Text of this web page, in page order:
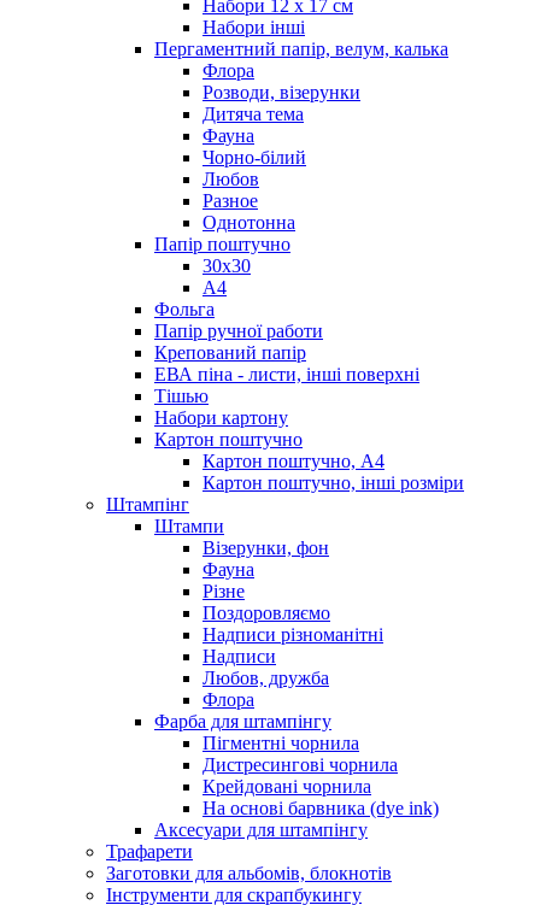
Набори 12 х 17 см
Набори інші
Пергаментний папір, велум, калька
Флора
Розводи, візерунки
Дитяча тема
Фауна
Чорно-білий
Любов
Разное
Однотонна
Папір поштучно
30х30
А4
Фольга
Папір ручної работи
Крепований папір
ЕВА піна - листи, інші поверхні
Тішью
Набори картону
Картон поштучно
Картон поштучно, А4
Картон поштучно, інші розміри
Штампінг
Штампи
Візерунки, фон
Фауна
Різне
Поздоровляємо
Надписи різноманітні
Надписи
Любов, дружба
Флора
Фарба для штампінгу
Пігментні чорнила
Дистресингові чорнила
Крейдовані чорнила
На основі барвника (dye ink)
Аксесуари для штампінгу
Трафарети
Заготовки для альбомів, блокнотів
Інструменти для скрапбукингу